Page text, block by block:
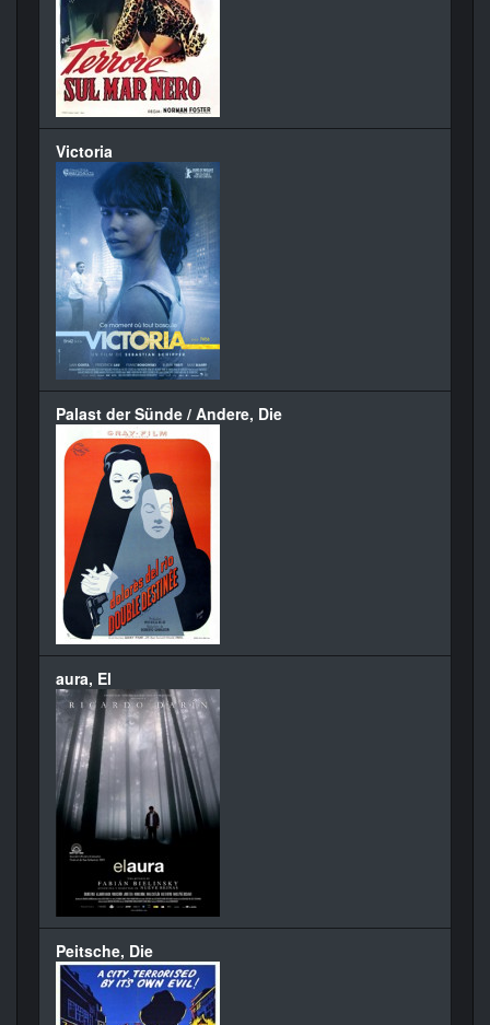
Victoria
Palast der Sünde / Andere, Die
aura, El
Peitsche, Die